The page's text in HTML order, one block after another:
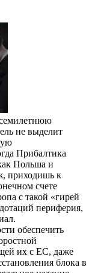
не выделит
Прибалтика
Польша и
приходишь к
счете
с такой «гирей
периферия,
обеспечить
их с ЕС, даже
блока в